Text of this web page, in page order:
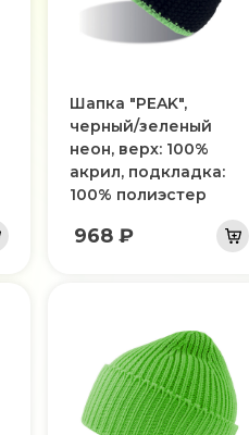
Шапка "PEAK",
черный/зеленый
неон, верх: 100%
акрил, подкладка:
100% полиэстер
968 ₽